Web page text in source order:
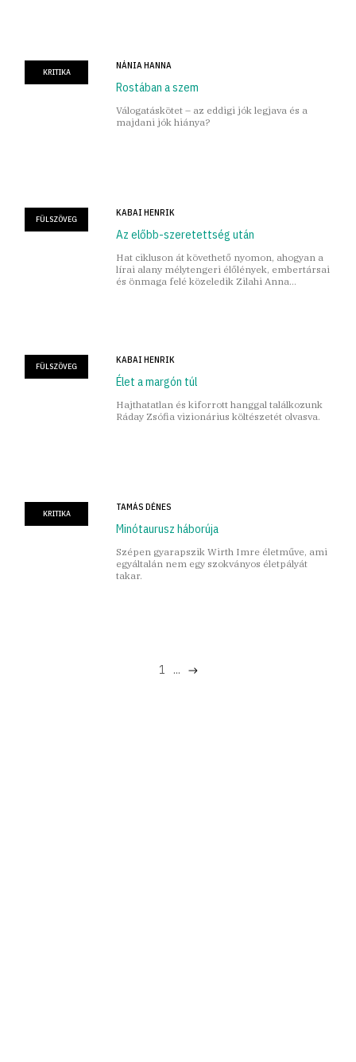
KRITIKA
NÁNIA HANNA
Rostában a szem
Válogatáskötet – az eddigi jók legjava és a
majdani jók hiánya?
FÜLSZÖVEG
KABAI HENRIK
Az előbb-szeretettség után
Hat cikluson át követhető nyomon, ahogyan a
lírai alany mélytengeri élőlények, embertársai
és önmaga felé közeledik Zilahi Anna
FÜLSZÖVEG
KABAI HENRIK
Élet a margón túl
Hajthatatlan és kiforrott hanggal találkozunk
Ráday Zsófia vizionárius költészetét olvasva.
KRITIKA
TAMÁS DÉNES
Minótaurusz háborúja
Szépen gyarapszik Wirth Imre életműve, ami
egyáltalán nem egy szokványos életpályát
takar.
1 ...